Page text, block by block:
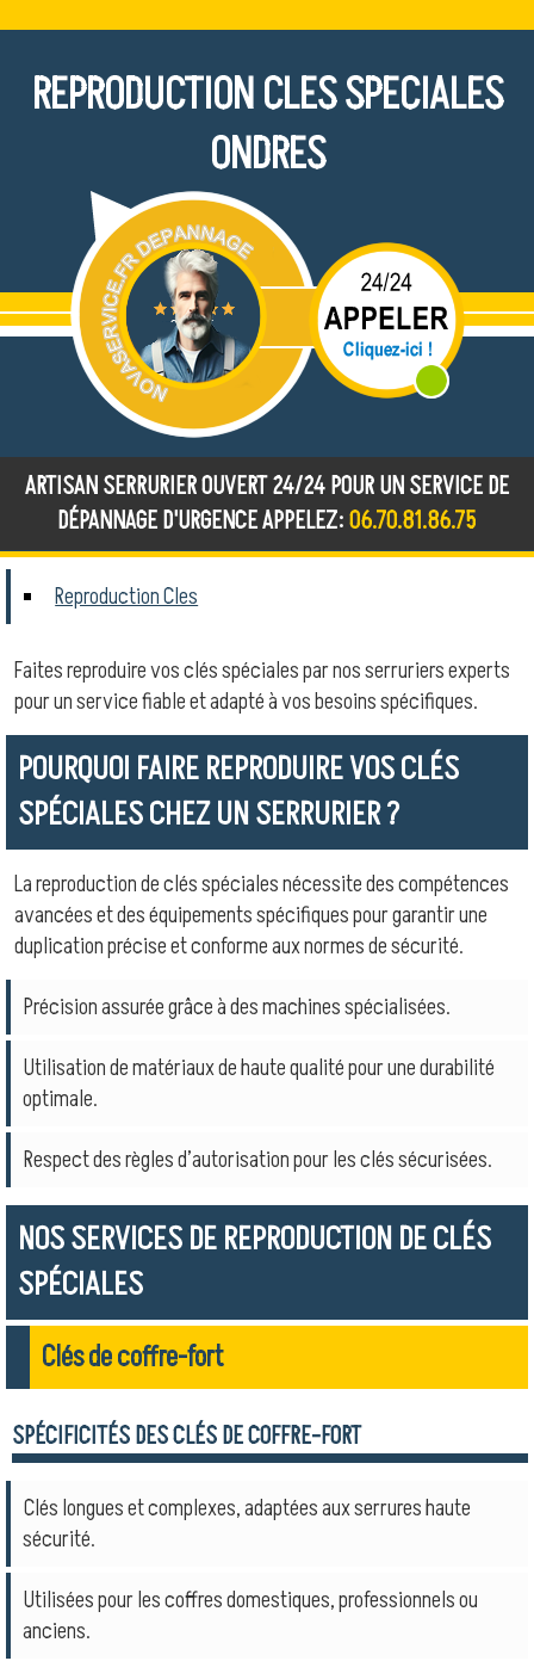
REPRODUCTION CLES SPECIALES
ONDRES
ARTISAN SERRURIER OUVERT 24/24 POUR UN SERVICE DE
DÉPANNAGE D'URGENCE APPELEZ:06.70.81.86.75
Reproduction Cles
Faites reproduire vos clés spéciales par nos serruriers experts
pour un service fiable et adapté à vos besoins spécifiques.
POURQUOI FAIRE REPRODUIRE VOS CLÉS
SPÉCIALES CHEZ UN SERRURIER ?
La reproduction de clés spéciales nécessite des compétences
avancées et des équipements spécifiques pour garantir une
duplication précise et conforme aux normes de sécurité.
Précision assurée grâce à des machines spécialisées.
Utilisation de matériaux de haute qualité pour une durabilité
optimale.
Respect des règles d’autorisation pour les clés sécurisées.
NOS SERVICES DE REPRODUCTION DE CLÉS
SPÉCIALES
Clés de coffre-fort
SPÉCIFICITÉS DES CLÉS DE COFFRE-FORT
Clés longues et complexes, adaptées aux serrures haute
sécurité.
Utilisées pour les coffres domestiques, professionnels ou
anciens.